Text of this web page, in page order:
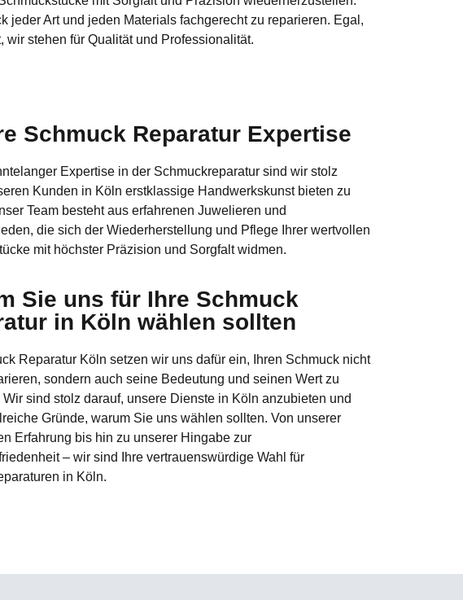
jeder Art und jeden Materials fachgerecht zu reparieren. Egal,
stehen für Qualität und Professionalität.
Schmuck Reparatur Expertise
Expertise in der Schmuckreparatur sind wir stolz
Kunden in Köln erstklassige Handwerkskunst bieten zu
Team besteht aus erfahrenen Juwelieren und
die sich der Wiederherstellung und Pflege Ihrer wertvollen
mit höchster Präzision und Sorgfalt widmen.
Sie uns für Ihre Schmuck
in Köln wählen sollten
Reparatur Köln setzen wir uns dafür ein, Ihren Schmuck nicht
sondern auch seine Bedeutung und seinen Wert zu
Wir sind stolz darauf, unsere Dienste in Köln anzubieten und
Gründe, warum Sie uns wählen sollten. Von unserer
Erfahrung bis hin zu unserer Hingabe zur
– wir sind Ihre vertrauenswürdige Wahl für
in Köln.